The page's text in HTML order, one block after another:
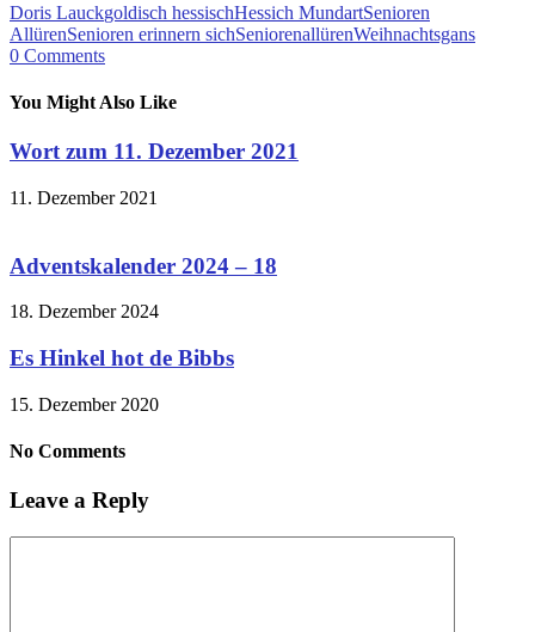
Doris Lauckgoldisch hessischHessich MundartSenioren
AllürenSenioren erinnern sichSeniorenallürenWeihnachtsgans
0 Comments
You Might Also Like
Wort zum 11. Dezember 2021
11. Dezember 2021
Adventskalender 2024 – 18
18. Dezember 2024
Es Hinkel hot de Bibbs
15. Dezember 2020
No Comments
Leave a Reply